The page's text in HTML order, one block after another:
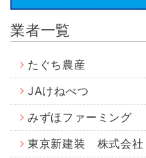
業者一覧
たぐち農産
JAけねべつ
みずほファーミング
東京新建装 株式会社